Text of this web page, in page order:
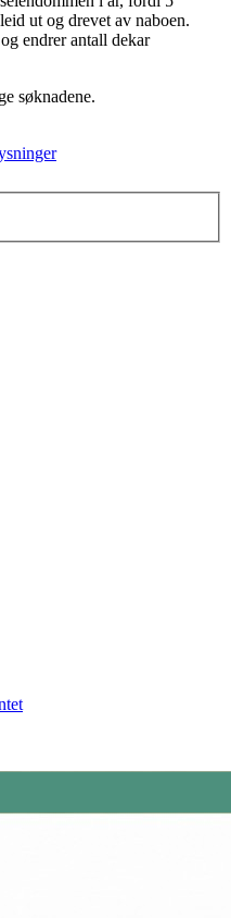
ut og drevet av naboen.
endrer antall dekar
søknadene.